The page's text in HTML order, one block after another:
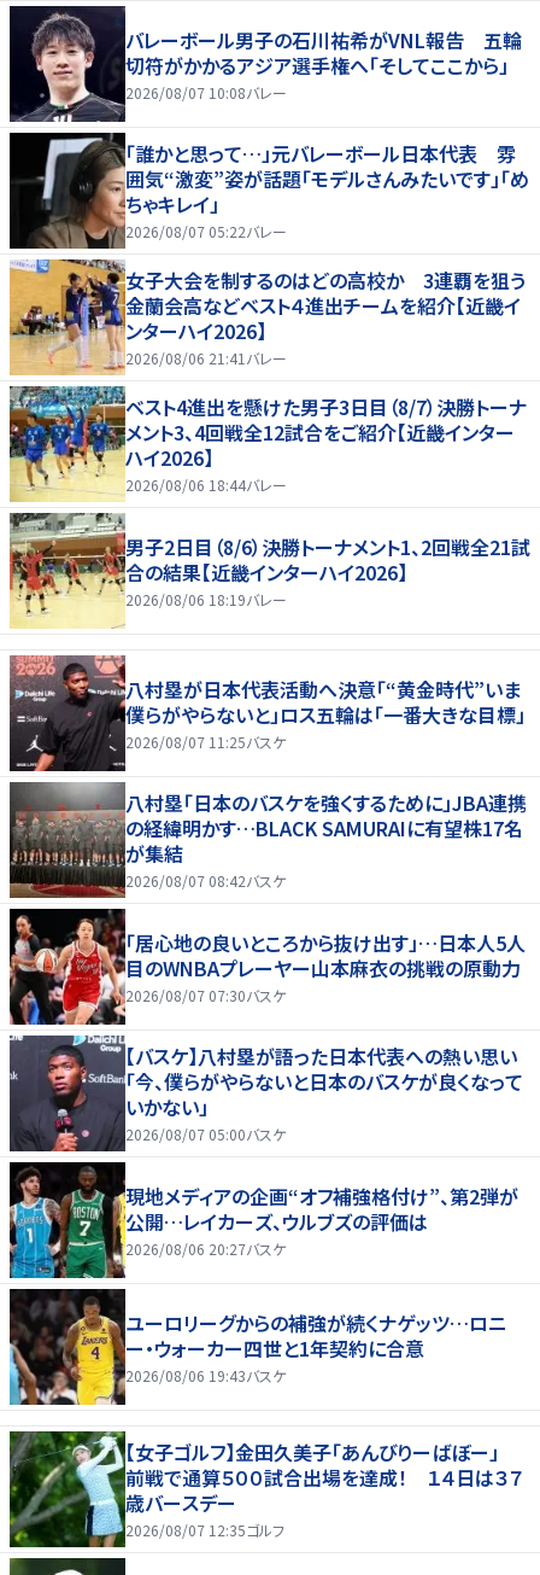
バレーボール男子の石川祐希がVNL報告 五輪
切符がかかるアジア選手権へ「そしてここから」
2026/08/07 10:08バレー
「誰かと思って…」元バレーボール日本代表 雰
囲気“激変”姿が話題「モデルさんみたいです」「め
ちゃキレイ」
2026/08/07 05:22バレー
女子大会を制するのはどの高校か 3連覇を狙う
金蘭会高などベスト４進出チームを紹介【近畿イ
ンターハイ2026】
2026/08/06 21:41 バレー
ベスト4進出を懸けた男子3日目（8/7）決勝トーナ
メント3、4回戦全12試合をご紹介【近畿インター
ハイ2026】
2026/08/06 18:44バレー
男子2日目（8/6）決勝トーナメント1、2回戦全21試
合の結果【近畿インターハイ2026】
2026/08/06 18:19バレー
八村塁が日本代表活動へ決意「“黄金時代”いま
僕らがやらないと」ロス五輪は「一番大きな目標」
2026/08/07 11:25バスケ
八村塁「日本のバスケを強くするために」JBA連携
の経緯明かす…BLACK SAMURAIに有望株17名
が集結
2026/08/07 08:42バスケ
「居心地の良いところから抜け出す」…日本人5人
目のWNBAプレーヤー山本麻衣の挑戦の原動力
2026/08/07 07:30バスケ
【バスケ】八村塁が語った日本代表への熱い思い
「今、僕らがやらないと日本のバスケが良くなって
いかない」
2026/08/07 05:00バスケ
現地メディアの企画“オフ補強格付け”、第2弾が
公開…レイカーズ、ウルブズの評価は
2026/08/06 20:27バスケ
ユーロリーグからの補強が続くナゲッツ…ロニ
ー・ウォーカー四世と1年契約に合意
2026/08/06 19:43バスケ
【女子ゴルフ】金田久美子「あんびりーばぼー」
前戦で通算５００試合出場を達成！ １４日は３７
歳バースデー
2026/08/07 12:35ゴルフ